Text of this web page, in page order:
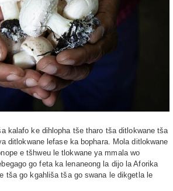
kalafo ke dihlopha tše tharo tša ditlokwane tša
ditlokwane lefase ka bophara. Mola ditlokwane
e tšhweu le tlokwane ya mmala wo
go feta ka lenaneong la dijo la Aforika
tša go kgahliša tša go swana le dikgetla le